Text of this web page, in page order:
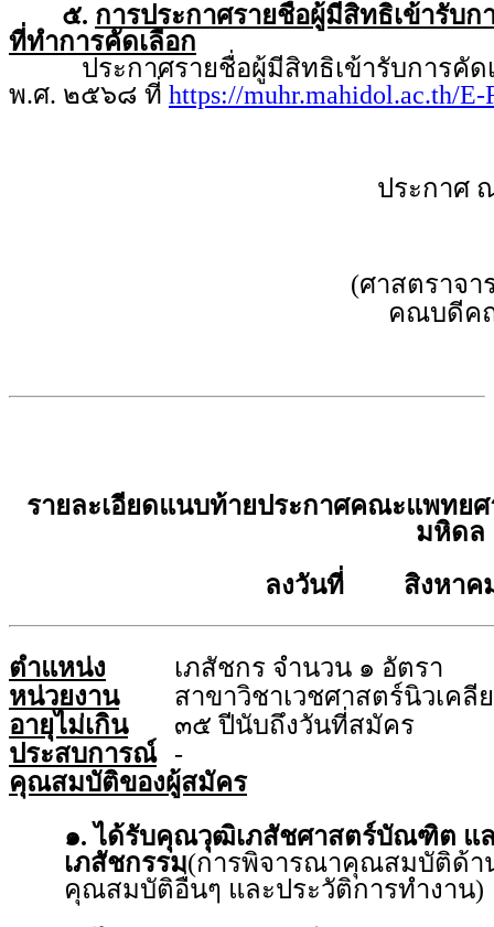
๕. การประกาศรายชื่อผู้มีสิทธิเข้ารับก
ที่ทำการคัดเลือก
ประกาศรายชื่อผู้มีสิทธิเข้ารับการคัด
พ.ศ. ๒๕๖๘ ที่ https://muhr.mahidol.ac.th/E-
ประกา
(ศาสตราจ
คณบดีค
รายละเอียดแนบท้ายประกาศคณะแพทย
มหิดล
ลงวันที่ สิงหาคม
ตำแหน่ง
เภสัชกร จำนวน ๑ อัตรา
หน่วยงาน
สาขาวิชาเวชศาสตร์นิวเคลี
อายุไม่เกิน
๓๕ ปีนับถึงวันที่สมัคร
ประสบการณ์
-
คุณสมบัติของผู้สมัคร
๑. ได้รับคุณวุฒิเภสัชศาสตร์บัณฑิต แ
เภสัชกรรม(การพิจารณาคุณสมบัติด้า
คุณสมบัติอื่นๆ และประวัติการทำงาน)